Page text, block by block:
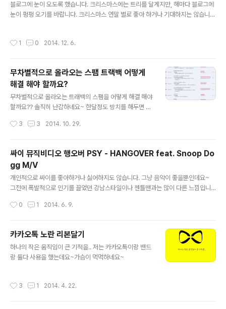
블로그에 눈이 오도록 했습니다. 크리스마스에는 트리를 달게지만, 해마다 블로그에
눈이 펑펑 오기를 바랍니다. 크리스마스 연말 별로 좋아 하거나 기대하지는 않습니
1 0 2014. 12. 6.
무차별적으로 올라오는 스팸 트랙백 어떻게
해결 해야 할까요?
무차별적으로 올라오는 트래백의 스팸을 어떻게 해결 해야
할까요?? 솔직히 난감하네요~ 한달정도 방치를 해두면 계
근본적으로 해결 해야 할 문제 같습니다. 가만히 보면 동일
되지만 공통적인 부분이라면 글쓴이가 영어라는 겁니다.
그렇다고 정상적으로 영어를 사용하는 블로거명일경우는
오해가 갈수 있는 부분이라 더 조심 스럽긴 합니다. 한글이
좋아지는 군요~.. 이 방법에 대하여 의논을 해보고 싶네요`
댓글 달아주세요~
3 3 2014. 10. 29.
싸이 뮤직비디오 행오버 PSY - HANGOVER feat. Snoop Do
gg M/V
개인적으로 싸이를 좋아하거나 싫어하지도 않습니다. 그냥 음악이 좋을뿐인데요~
그전에 폭발적으로 인기를 끌었던 강남스타일이나 젠틀맨과는 많이 다른 느낌입니
0 1 2014. 6. 9.
카카오톡 노란 리본달기
하나의 작은 움직임이 큰 기적을.. 저는 카카오톡이랑 밴드
랑 둘다 사용을 했는데요~가슴이 먹먹하네요~
3 1 2014. 4. 22.